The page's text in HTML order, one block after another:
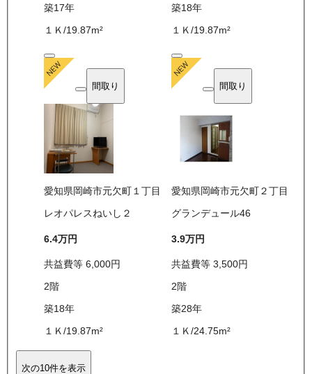
築17年
１Ｋ /19.87m²
築18年
１Ｋ/19.87m²
間取り
愛知県岡崎市元欠町１丁目
レオパレスねいし２
6.4万円
共益費等 6,000円
2階
築18年
１Ｋ/19.87m²
間取り
愛知県岡崎市元欠町２丁目
グランデュール46
3.9万円
共益費等3,500円
2階
築28年
１Ｋ/24.75m²
次の10件を表示